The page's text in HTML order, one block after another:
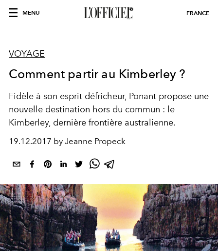
MENU FRANCE
VOYAGE
Comment partir au Kimberley ?
Fidèle à son esprit défricheur, Ponant propose une
nouvelle destination hors du commun : le
Kimberley, dernière frontière australienne.
19.12.2017 by Jeanne Propeck